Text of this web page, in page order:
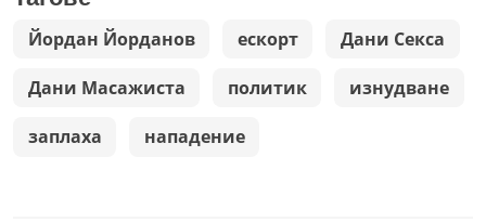
Йордан Йорданов ескорт Дани Секса
Дани Масажиста политик изнудване
заплаха нападение